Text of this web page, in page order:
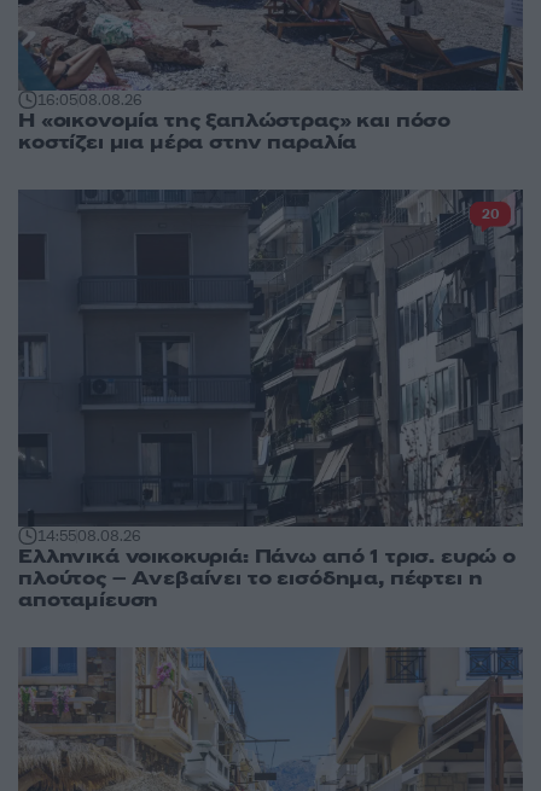
16:0508.08.26
Η «οικονομία της ξαπλώστρας» και πόσο
κοστίζει μια μέρα στην παραλία
14:5508.08.26
Ελληνικά νοικοκυριά: Πάνω από 1 τρισ. ευρώ ο
πλούτος – Ανεβαίνει το εισόδημα, πέφτει η
αποταμίευση
20